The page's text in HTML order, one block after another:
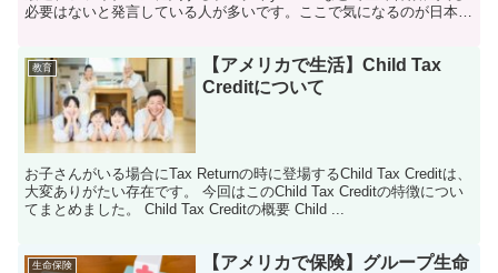
必要はないと発言している人が多いです。ここで気になるのが日本と
教育
【アメリカで生活】Child Tax
Creditについて
お子さんがいる場合にTax Returnの時に登場するChild Tax Creditは、
大変ありがたい存在です。 今回はこのChild Tax Creditの特徴につい
てまとめました。 Child Tax Creditの概要 Child ...
生命保険
【アメリカで保険】グループ生命